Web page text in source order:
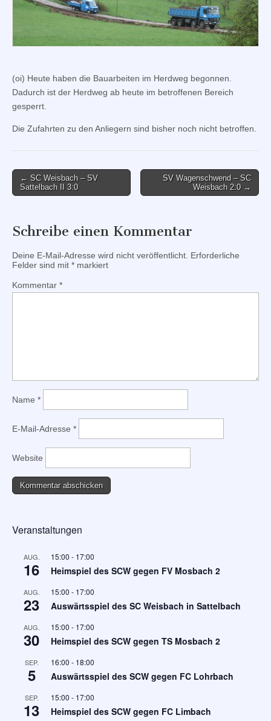
(oi) Heute haben die Bauarbeiten im Herdweg begonnen.
Dadurch ist der Herdweg ab heute im betroffenen Bereich
gesperrt.
Die Zufahrten zu den Anliegern sind bisher noch nicht betroffen.
Post
navigation
← SC Weisbach – SV
Sattelbach II 3:0
SV Wagenschwend – SC
Weisbach 2:0 →
Schreibe einen Kommentar
Deine E-Mail-Adresse wird nicht veröffentlicht. Erforderliche
Felder sind mit * markiert
Kommentar *
Name *
E-Mail-Adresse *
Website
Veranstaltungen
AUG.
16
15:00 - 17:00
Heimspiel des SCW gegen FV Mosbach 2
AUG.
23
15:00 - 17:00
Auswärtsspiel des SC Weisbach in Sattelbach
AUG.
30
15:00 - 17:00
Heimspiel des SCW gegen TS Mosbach 2
SEP.
5
16:00 - 18:00
Auswärtsspiel des SCW gegen FC Lohrbach
SEP.
13
15:00 - 17:00
Heimspiel des SCW gegen FC Limbach